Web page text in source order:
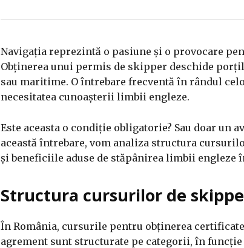
Navigația reprezintă o pasiune și o provocare
Obținerea unui permis de skipper deschide
sau maritime. O întrebare frecventă în rândul
necesitatea cunoașterii limbii engleze.
Este aceasta o condiție obligatorie? Sau doar un
această întrebare, vom analiza structura
și beneficiile aduse de stăpânirea limbii engleze
Structura cursurilor de
În România, cursurile pentru obținerea
agrement sunt structurate pe categorii, în